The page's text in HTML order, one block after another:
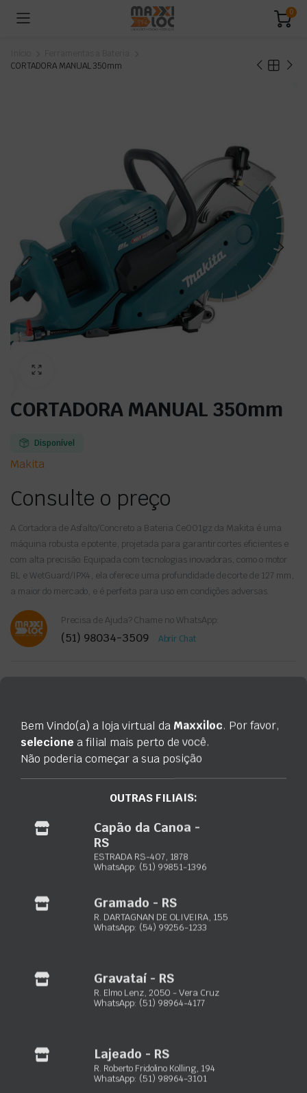
0
CORTADORA MANUAL 350mm
CORTADORA MANUAL 350mm
Disponível
Makita
Consulte o preço
A Cortadora de Asfalto/Concreto a Bateria Ce001gz da Makita é uma
máquina robusta e potente, projetada para garantir cortes eficientes e
com alta precisão. Equipada com tecnologias inovadoras, como o motor
BL e WetGuard/IPX4, ela oferece uma profundidade de corte de 127 mm,
a maior do mercado, e é perfeita para uso em condições adversas.
Precisa de Ajuda? Chame no WhatsApp:
(51) 98034-3509 Abrir Chat
Avaliações
Não há avaliações ainda.
produto podem deixar uma avaliação.
Informação adicional Marca
Informação adicional
Diário, Semanal, Mensal, Quinzenal
Maxxiloc Ltda.
Porto Alegre – RS: Rua Paquetá, 243 – Jardim Floresta
(51) 3103-0033
(51) 98932-4089
Bem Vindo(a) a loja virtual da Maxxiloc. Por favor,
selecione a filial mais perto de você.
Não poderia começar a sua posição
OUTRAS FILIAIS:
Capão da Canoa -
RS
ESTRADA RS-407, 1878
WhatsApp: (51) 99851-1396
Gramado - RS
R. DARTAGNAN DE OLIVEIRA, 155
WhatsApp: (54) 99256-1233
Gravataí - RS
R. Elmo Lenz, 2050 - Vera Cruz
WhatsApp: (51) 98964-4177
Lajeado - RS
R. Roberto Fridolino Kolling, 194
WhatsApp: (51) 98964-3101